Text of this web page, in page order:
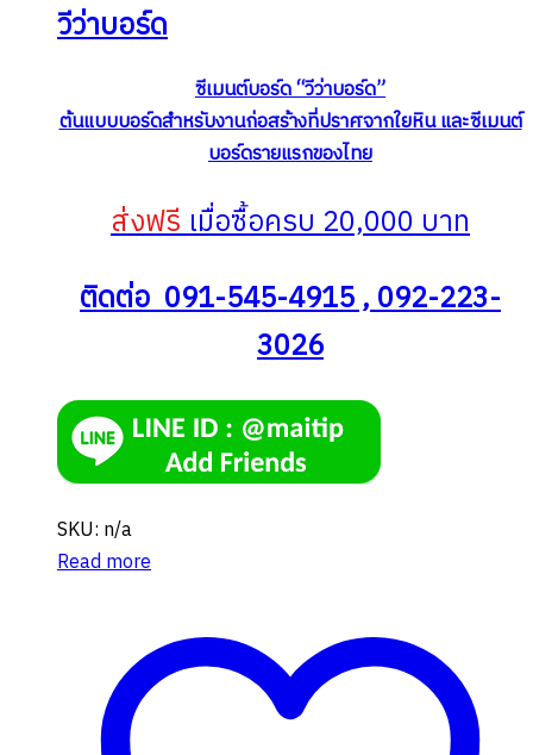
วีว่าบอร์ด
ซีเมนต์บอร์ด “วีว่าบอร์ด”
ต้นแบบบอร์ดสำหรับงานก่อสร้างที่ปราศจากใยหิน และซีเมนต์
บอร์ดรายแรกของไทย
ส่งฟรีเมื่อซื้อครบ 20,000 บาท
ติดต่อ 091-545-4915 , 092-223-
3026
SKU: n/a
Read more